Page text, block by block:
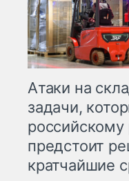
Атаки на
задачи,
российскому
предстоит
кратчайшие